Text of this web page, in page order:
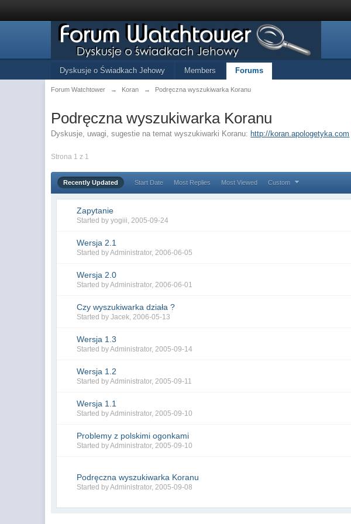
Dyskusje o Świadkach Jehowy Members Forums
Forum Watchtower → Koran → Podręczna wyszukiwarka Koranu
Podręczna wyszukiwarka Koranu
Dyskusje, uwagi, sugestie na temat wyszukiwarki Koranu: http://koran.apologetyka.com
Strona 1 z 1
Recently Updated Start Date Most Replies Most Viewed Custom
Zapytanie
Started byyogiii,2005-09-24
Wersja 2.1
Started byAdministrator,2006-06-05
Wersja 2.0
Started byAdministrator,2006-06-01
Czy wyszukiwarka działa ?
Started byJacek,2006-05-13
Wersja 1.3
Started byAdministrator,2005-09-14
Wersja 1.2
Started byAdministrator,2005-09-11
Wersja 1.1
Started byAdministrator,2005-09-10
Problemy z polskimi ogonkami
Started byAdministrator,2005-09-10
Podręczna wyszukiwarka Koranu
Started byAdministrator,2005-09-08